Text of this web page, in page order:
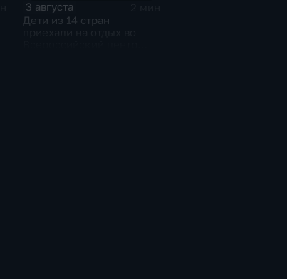
3 августа
Дети из 14 стран